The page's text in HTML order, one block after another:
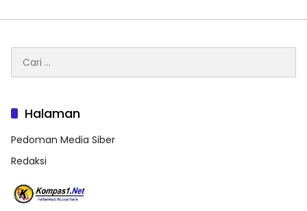
untuk:
Halaman
Pedoman Media Siber
Redaksi